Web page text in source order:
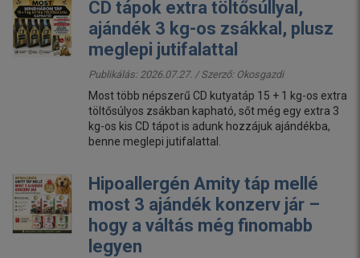
CD tápok extra töltősúllyal,
ajándék 3 kg-os zsákkal, plusz
meglepi jutifalattal
Publikálás: 2026.07.27. / Szerző: Okosgazdi
Most több népszerű CD kutyatáp 15 + 1 kg-os extra
töltősúlyos zsákban kapható, sőt még egy extra 3
kg-os kis CD tápot is adunk hozzájuk ajándékba,
benne meglepi jutifalattal.
Hipoallergén Amity táp mellé
most 3 ajándék konzerv jár –
hogy a váltás még finomabb
legyen